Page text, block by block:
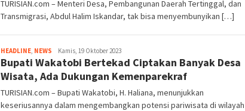
TURISIAN.com – Menteri Desa, Pembangunan Daerah Tertinggal, dan
Transmigrasi, Abdul Halim Iskandar, tak bisa menyembunyikan […]
HEADLINE, NEWS Tim
Redaksi
Kamis, 19 Oktober 2023
Bupati Wakatobi Bertekad Ciptakan Banyak Desa
Wisata, Ada Dukungan Kemenparekraf
TURISIAN.com – Bupati Wakatobi, H. Haliana, menunjukkan
keseriusannya dalam mengembangkan potensi pariwisata di wilayah